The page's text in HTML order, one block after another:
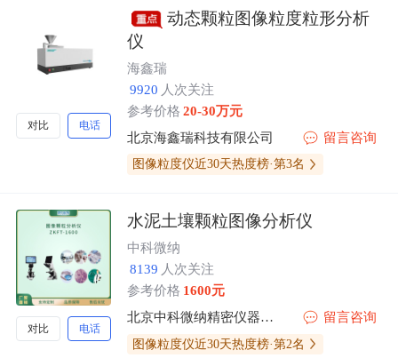
对比 电话
动态颗粒图像粒度粒形分析
仪
海鑫瑞
9920 人次关注
参考价格 20-30万元
北京海鑫瑞科技有限公司
留言咨询
图像粒度仪近30天热度榜·第3名
对比 电话
水泥土壤颗粒图像分析仪
中科微纳
8139 人次关注
参考价格 1600元
北京中科微纳精密仪器有限公司
留言咨询
图像粒度仪近30天热度榜·第2名